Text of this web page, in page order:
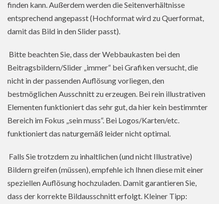
finden kann. Außerdem werden die Seitenverhältnisse
entsprechend angepasst (Hochformat wird zu Querformat,
damit das Bild in den Slider passt).
Bitte beachten Sie, dass der Webbaukasten bei den
Beitragsbildern/Slider „immer“ bei Grafiken versucht, die
nicht in der passenden Auflösung vorliegen, den
bestmöglichen Ausschnitt zu erzeugen. Bei rein illustrativen
Elementen funktioniert das sehr gut, da hier kein bestimmter
Bereich im Fokus „sein muss“. Bei Logos/Karten/etc.
funktioniert das naturgemäß leider nicht optimal.
Falls Sie trotzdem zu inhaltlichen (und nicht Illustrative)
Bildern greifen (müssen), empfehle ich Ihnen diese mit einer
speziellen Auflösung hochzuladen. Damit garantieren Sie,
dass der korrekte Bildausschnitt erfolgt. Kleiner Tipp: